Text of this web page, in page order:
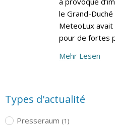
le Grand-
MeteoLux avait
pour de fortes
Mehr Lesen
Types d'actualité
Presseraum (1)